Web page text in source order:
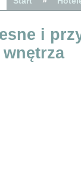
i
wnętrza